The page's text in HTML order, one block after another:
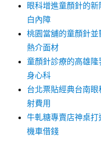
眼科增進童顏針的
白內障
桃園當舖的童顏針
熱介面材
童顏針診療的高雄
身心科
台北票貼經典台南
射費用
牛軋糖專賣店神桌
機車借錢